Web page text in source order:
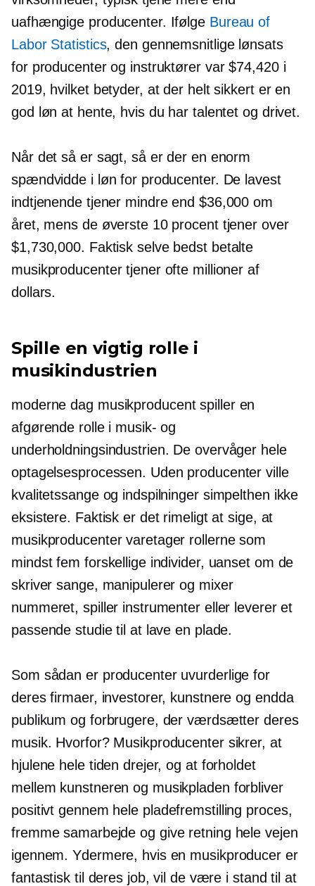
uafhængige producenter. Ifølge Bureau of
Labor Statistics, den gennemsnitlige lønsats
for producenter og instruktører var $74,420 i
2019, hvilket betyder, at der helt sikkert er en
god løn at hente, hvis du har talentet og drivet.
Når det så er sagt, så er der en enorm
spændvidde i løn for producenter. De lavest
indtjenende tjener mindre end $36,000 om
året, mens de øverste 10 procent tjener over
$1,730,000. Faktisk selve bedst betalte
musikproducenter tjener ofte millioner af
dollars.
Spille en vigtig rolle i
musikindustrien
moderne dag musikproducent spiller en
afgørende rolle i musik- og
underholdningsindustrien. De overvåger hele
optagelsesprocessen. Uden producenter ville
kvalitetssange og indspilninger simpelthen ikke
eksistere. Faktisk er det rimeligt at sige, at
musikproducenter varetager rollerne som
mindst fem forskellige individer, uanset om de
skriver sange, manipulerer og mixer
nummeret, spiller instrumenter eller leverer et
passende studie til at lave en plade.
Som sådan er producenter uvurderlige for
deres firmaer, investorer, kunstnere og endda
publikum og forbrugere, der værdsætter deres
musik. Hvorfor? Musikproducenter sikrer, at
hjulene hele tiden drejer, og at forholdet
mellem kunstneren og musikpladen forbliver
positivt gennem hele pladefremstilling proces,
fremme samarbejde og give retning hele vejen
igennem. Ydermere, hvis en musikproducer er
fantastisk til deres job, vil de være i stand til at